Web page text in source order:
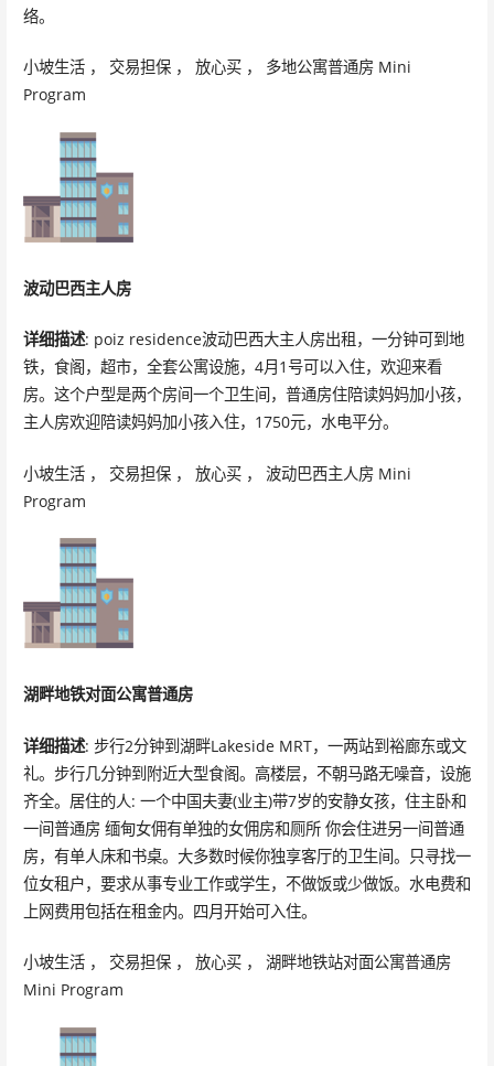
络。
小坡生活 ， 交易担保 ， 放心买 ， 多地公寓普通房 Mini
Program
波动巴西主人房
详细描述: poiz residence波动巴西大主人房出租，一分钟可到地
铁，食阁，超市，全套公寓设施，4月1号可以入住，欢迎来看
房。这个户型是两个房间一个卫生间，普通房住陪读妈妈加小孩，
主人房欢迎陪读妈妈加小孩入住，1750元，水电平分。
小坡生活 ， 交易担保 ， 放心买 ， 波动巴西主人房 Mini
Program
湖畔地铁对面公寓普通房
详细描述: 步行2分钟到湖畔Lakeside MRT，一两站到裕廊东或文
礼。步行几分钟到附近大型食阁。高楼层，不朝马路无噪音，设施
齐全。居住的人: 一个中国夫妻(业主)带7岁的安静女孩，住主卧和
一间普通房 缅甸女佣有单独的女佣房和厕所 你会住进另一间普通
房，有单人床和书桌。大多数时候你独享客厅的卫生间。只寻找一
位女租户，要求从事专业工作或学生，不做饭或少做饭。水电费和
上网费用包括在租金内。四月开始可入住。
小坡生活 ， 交易担保 ， 放心买 ， 湖畔地铁站对面公寓普通房
Mini Program